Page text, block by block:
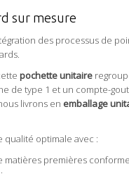
sur mesure
des processus de
pochette unitaire
de type 1 et un compte-
livrons en emballage
qualité optimale avec :
matières premières